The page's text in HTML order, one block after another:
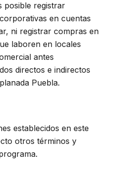
posible registrar
en cuentas
ni registrar compras en
laboren en locales
antes
directos e indirectos
Puebla.
establecidos en este
otros términos y